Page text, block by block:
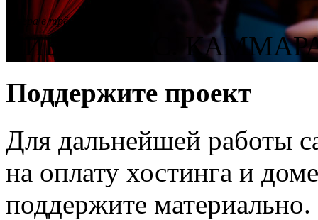
Опера в трёх действиях
ЛИБРЕТТО С.
Поддержите проект
Для дальнейшей работы
на оплату хостинга и
поддержите материально.